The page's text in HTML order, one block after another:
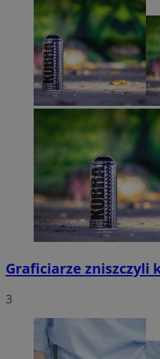
Graficiarze zniszczyli
3